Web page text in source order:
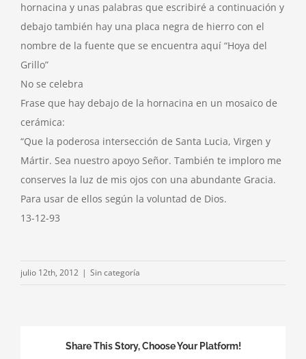
hornacina y unas palabras que escribiré a continuación y
debajo también hay una placa negra de hierro con el
nombre de la fuente que se encuentra aquí “Hoya del
Grillo”
No se celebra
Frase que hay debajo de la hornacina en un mosaico de
cerámica:
“Que la poderosa intersección de Santa Lucia, Virgen y
Mártir. Sea nuestro apoyo Señor. También te imploro me
conserves la luz de mis ojos con una abundante Gracia.
Para usar de ellos según la voluntad de Dios.
13-12-93
julio 12th, 2012 | Sin categoría
Share This Story, Choose Your Platform!